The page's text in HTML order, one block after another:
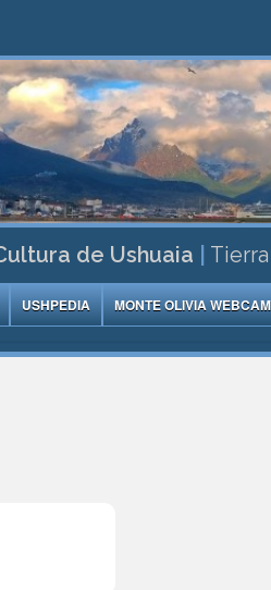
de Ushuaia
USHPEDIA MONTE OLIVIA WEBCAM